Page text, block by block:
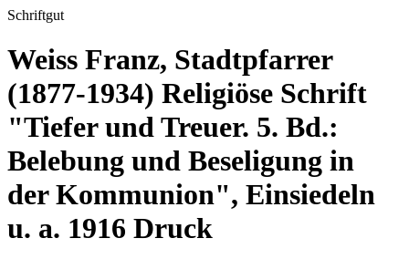
Schriftgut
Weiss Franz, Stadtpfarrer
(1877-1934) Religiöse Schrift
"Tiefer und Treuer. 5. Bd.:
Belebung und Beseligung in
der Kommunion", Einsiedeln
u. a. 1916 Druck